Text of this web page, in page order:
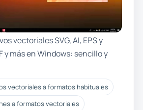
vectoriales SVG, AI, EPS y
y más en Windows: sencillo y
vectoriales a formatos habituales
a formatos vectoriales